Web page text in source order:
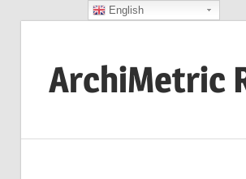
contentArchiMetric
Dev
English